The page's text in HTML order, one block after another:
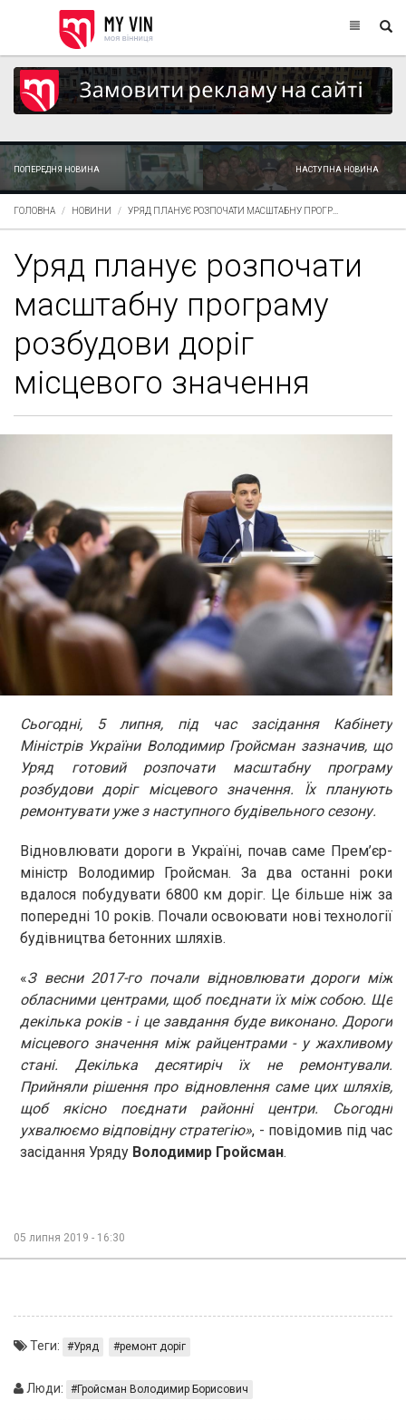
ПОПЕРЕДНЯ НОВИНА НАСТУПНА НОВИНА
ГОЛОВНА НОВИНИ УРЯД ПЛАНУЄ РОЗПОЧАТИ МАСШТАБНУ ПРОГР...
Уряд планує розпочати
масштабну програму
розбудови доріг
місцевого значення
Сьогодні, 5 липня, під час засідання Кабінету
Міністрів України Володимир Гройсман зазначив, що
Уряд готовий розпочати масштабну програму
розбудови доріг місцевого значення. Їх планують
ремонтувати уже з наступного будівельного сезону.
Відновлювати дороги в Україні, почав саме Прем’єр-
міністр Володимир Гройсман. За два останні роки
вдалося побудувати 6800 км доріг. Це більше ніж за
попередні 10 років. Почали освоювати нові технології
будівництва бетонних шляхів.
«З весни 2017-го почали відновлювати дороги між
обласними центрами, щоб поєднати їх між собою. Ще
декілька років - і це завдання буде виконано. Дороги
місцевого значення між райцентрами - у жахливому
стані. Декілька десятиріч їх не ремонтували.
Прийняли рішення про відновлення саме цих шляхів,
щоб якісно поєднати районні центри. Сьогодні
ухвалюємо відповідну стратегію», - повідомив під час
засідання Уряду Володимир Гройсман.
05 липня 2019 - 16:30
Теги: Уряд ремонт доріг
Люди: Гройсман Володимир Борисович